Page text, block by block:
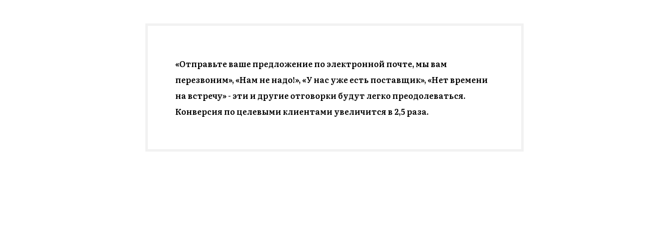
«Отправьте ваше предложение по электронной почте, мы вам
перезвоним», «Нам не надо!», «У нас уже есть поставщик», «Нет времени
на встречу» - эти и другие отговорки будут легко преодолеваться.
Конверсия по целевыми клиентами увеличится в 2,5 раза.